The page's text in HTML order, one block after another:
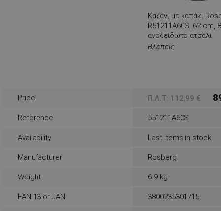
Καζάνι με καπάκι
R51211A60S, 62 cm,
ανοξείδωτο ατσάλι
Βλέπεις
Price Π.Λ.Τ: 112,99 €
Reference 551211A60S
Availability Last items in stock
Manufacturer Rosberg
Weight 6.9 kg
EAN-13 or JAN 3800235301715
rlv_e
rlv_endpoint
rlv_hashes
rlv_h_profile
rlv_mode